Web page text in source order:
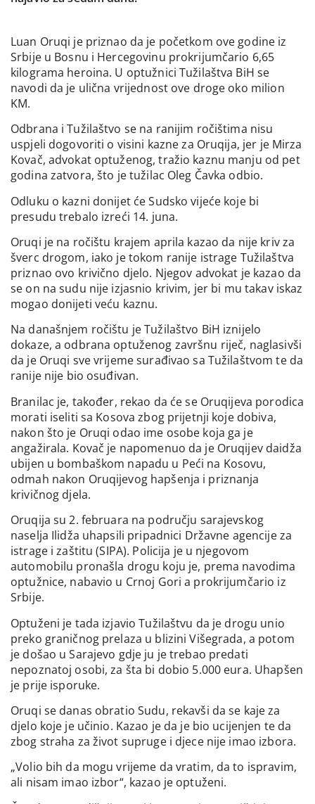
Luan Oruqi je priznao da je početkom ove godine iz
Srbije u Bosnu i Hercegovinu prokrijumčario 6,65
kilograma heroina. U optužnici Tužilaštva BiH se
navodi da je ulična vrijednost ove droge oko milion
KM.
Odbrana i Tužilaštvo se na ranijim ročištima nisu
uspjeli dogovoriti o visini kazne za Oruqija, jer je Mirza
Kovač, advokat optuženog, tražio kaznu manju od pet
godina zatvora, što je tužilac Oleg Čavka odbio.
Odluku o kazni donijet će Sudsko vijeće koje bi
presudu trebalo izreći 14. juna.
Oruqi je na ročištu krajem aprila kazao da nije kriv za
šverc drogom, iako je tokom ranije istrage Tužilaštva
priznao ovo krivično djelo. Njegov advokat je kazao da
se on na sudu nije izjasnio krivim, jer bi mu takav iskaz
mogao donijeti veću kaznu.
Na današnjem ročištu je Tužilaštvo BiH iznijelo
dokaze, a odbrana optuženog završnu riječ, naglasivši
da je Oruqi sve vrijeme surađivao sa Tužilaštvom te da
ranije nije bio osuđivan.
Branilac je, također, rekao da će se Oruqijeva porodica
morati iseliti sa Kosova zbog prijetnji koje dobiva,
nakon što je Oruqi odao ime osobe koja ga je
angažirala. Kovač je napomenuo da je Oruqijev daidža
ubijen u bombaškom napadu u Peći na Kosovu,
odmah nakon Oruqijevog hapšenja i priznanja
krivičnog djela.
Oruqija su 2. februara na području sarajevskog
naselja Ilidža uhapsili pripadnici Državne agencije za
istrage i zaštitu (SIPA). Policija je u njegovom
automobilu pronašla drogu koju je, prema navodima
optužnice, nabavio u Crnoj Gori a prokrijumčario iz
Srbije.
Optuženi je tada izjavio Tužilaštvu da je drogu unio
preko graničnog prelaza u blizini Višegrada, a potom
je došao u Sarajevo gdje ju je trebao predati
nepoznatoj osobi, za šta bi dobio 5.000 eura. Uhapšen
je prije isporuke.
Oruqi se danas obratio Sudu, rekavši da se kaje za
djelo koje je učinio. Kazao je da je bio ucijenjen te da
zbog straha za život supruge i djece nije imao izbora.
„Volio bih da mogu vrijeme da vratim, da to ispravim,
ali nisam imao izbor“, kazao je optuženi.